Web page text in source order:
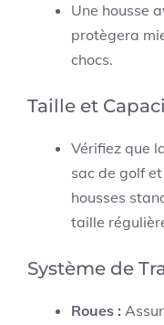
Une housse
protègera
chocs.
Taille et
Vérifiez que
sac de golf
housses
taille
Système de
Roues :